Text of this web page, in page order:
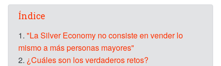
Índice
1. "La Silver Economy no consiste en vender lo
mismo a más personas mayores"
2. ¿Cuáles son los verdaderos retos?